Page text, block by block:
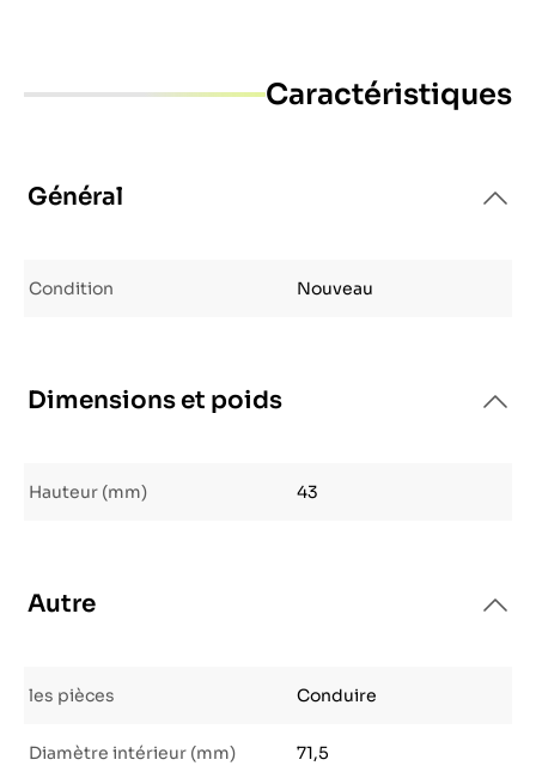
Caractéristiques
Général
Condition Nouveau
Dimensions et poids
Hauteur (mm) 43
Autre
les pièces Conduire
Diamètre intérieur (mm) 71,5